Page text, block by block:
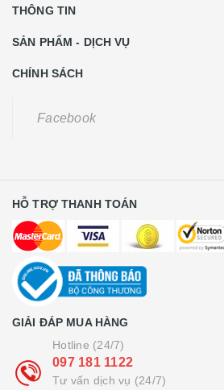
THÔNG TIN
SẢN PHẨM - DỊCH VỤ
CHÍNH SÁCH
Facebook
HỖ TRỢ THANH TOÁN
GIẢI ĐÁP MUA HÀNG
Hotline (24/7)
097 181 1122
Tư vấn dịch vụ (24/7)